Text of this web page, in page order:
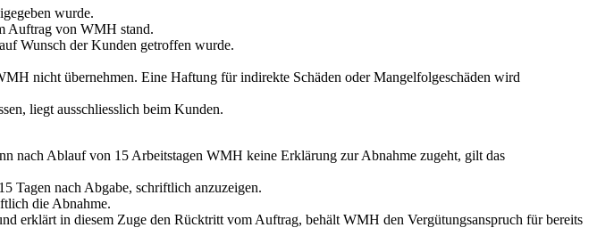
wurde.
Auftrag von WMH stand.
Wunsch der Kunden getroffen wurde.
nicht übernehmen. Eine Haftung für indirekte Schäden oder Mangelfolgeschäden wird
liegt ausschliesslich beim Kunden.
nach Ablauf von 15 Arbeitstagen WMH keine Erklärung zur Abnahme zugeht, gilt das
Tagen nach Abgabe, schriftlich anzuzeigen.
die Abnahme.
erklärt in diesem Zuge den Rücktritt vom Auftrag, behält WMH den Vergütungsanspruch für bereits